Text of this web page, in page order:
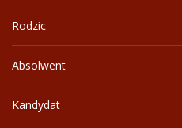
Rodzic
Absolwent
Kandydat